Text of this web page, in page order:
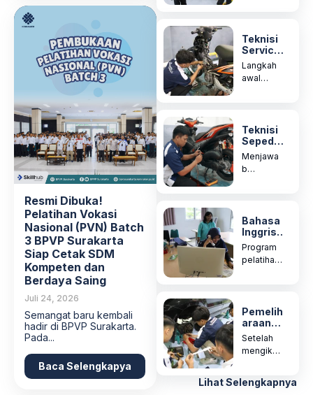
Resmi Dibuka!
Pelatihan Vokasi
Nasional (PVN) Batch
3 BPVP Surakarta
Siap Cetak SDM
Kompeten dan
Berdaya Saing
Juli 24, 2026
Semangat baru kembali
hadir di BPVP Surakarta.
Pada...
Baca Selengkapya
mencetak
spesialis
body...
Teknisi
Service
Sepeda
Motor
Konven
Langkah
awal
Program
ini melatih
Anda...
Teknisi
Sepeda
Motor
Sistem
Injeksi
Menjawa
b
otomotif
terhadap
mekanik...
Bahasa
Inggris
Frontlin
er
Program
pelatihan
ini
dirancang
sebagai...
Pemelih
araan
Kendara
an
Ringan
Injeksi
Setelah
mengikuti
peserta
Lihat Selengkapnya